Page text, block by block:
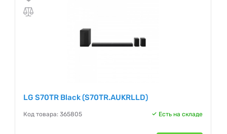
LG S70TR Black (S70TR.AUKRLLD)
Код товара: 365805 Есть на складе